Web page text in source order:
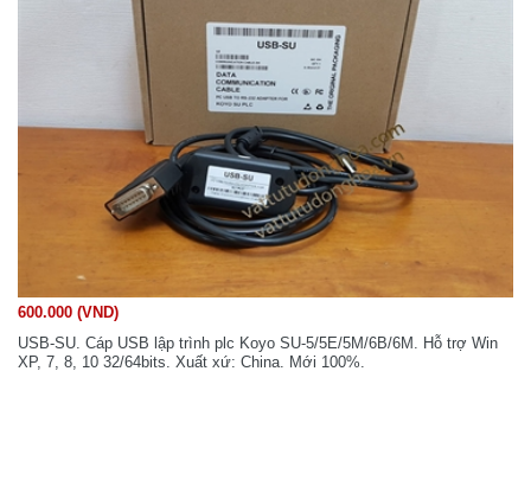
600.000 (VND)
USB-SU. Cáp USB lập trình plc Koyo SU-5/5E/5M/6B/6M. Hỗ trợ Win
XP, 7, 8, 10 32/64bits. Xuất xứ: China. Mới 100%.